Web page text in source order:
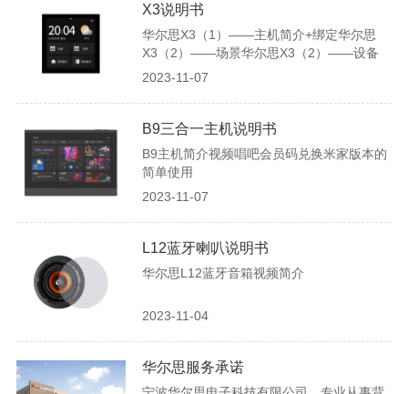
X3说明书
华尔思X3（1）——主机简介+绑定华尔思
X3（2）——场景华尔思X3（2）——设备
2023-11-07
B9三合一主机说明书
B9主机简介视频唱吧会员码兑换米家版本的
简单使用
2023-11-07
L12蓝牙喇叭说明书
华尔思L12蓝牙音箱视频简介
2023-11-04
华尔思服务承诺